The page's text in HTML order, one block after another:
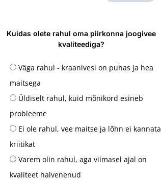
Kuidas olete rahul oma piirkonna joogivee
kvaliteediga?
Väga rahul - kraanivesi on puhas ja hea
maitsega
Üldiselt rahul, kuid mõnikord esineb
probleeme
Ei ole rahul, vee maitse ja lõhn ei kannata
kriitikat
Varem olin rahul, aga viimasel ajal on
kvaliteet halvenenud